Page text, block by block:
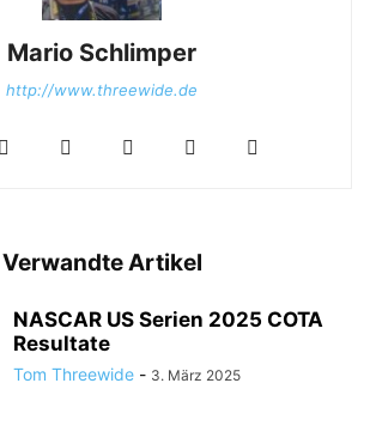
Mario Schlimper
http://www.threewide.de
Verwandte Artikel
NASCAR US Serien 2025 COTA
Resultate
Tom Threewide - 3. März 2025